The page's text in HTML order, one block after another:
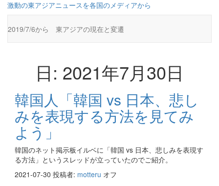
激動の東アジアニュースを各国のメディアから
2019/7/6から 東アジアの現在と変遷
日: 2021年7月30日
韓国人「韓国 vs 日本、悲し
みを表現する方法を見てみ
よう」
韓国のネット掲示板イルベに「韓国 vs 日本、悲しみを表現す
る方法」というスレッドが立っていたのでご紹介。
2021-07-30 投稿者: motteru オフ